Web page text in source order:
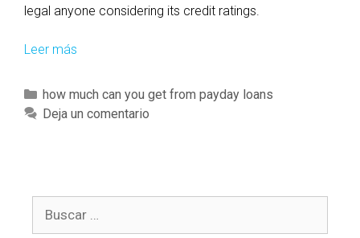
legal anyone considering its credit ratings.
Leer más
a
c
w
C
a
r
í
how much can you get from payday loans
Deja un comentario